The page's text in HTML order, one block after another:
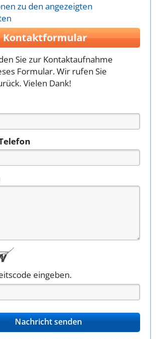
zu den angezeigten
Kontaktformular
Sie zur Kontaktaufnahme
Formular. Wir rufen Sie
Vielen Dank!
eingeben.